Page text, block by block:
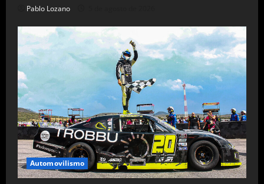
Pablo Lozano
Automovilismo